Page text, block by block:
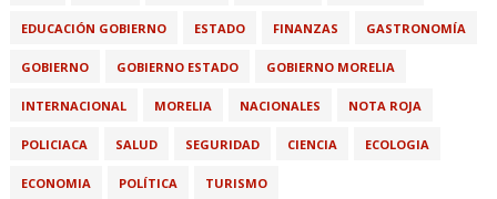
EDUCACIÓN GOBIERNO ESTADO FINANZAS GASTRONOMÍA
GOBIERNO GOBIERNO ESTADO GOBIERNO MORELIA
INTERNACIONAL MORELIA NACIONALES NOTA ROJA
POLICIACA SALUD SEGURIDAD CIENCIA ECOLOGIA
ECONOMIA POLÍTICA TURISMO